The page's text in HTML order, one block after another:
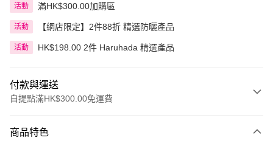
活動 滿HK$300.00加購區
活動 【網店限定】2件88折 精選防曬產品
活動 HK$198.00 2件 Haruhada 精選產品
付款與運送
自提點滿HK$300.00免運費
信用卡
商品特色